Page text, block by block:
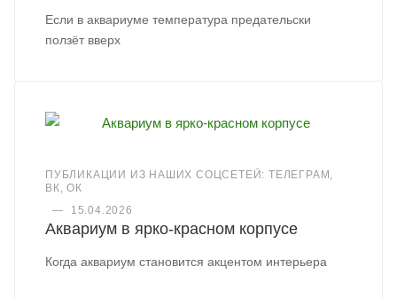
Если в аквариуме температура предательски
ползёт вверх
ПУБЛИКАЦИИ ИЗ НАШИХ СОЦСЕТЕЙ: ТЕЛЕГРАМ,
ВК, ОК
—
15.04.2026
Аквариум в ярко-красном корпусе
Когда аквариум становится акцентом интерьера